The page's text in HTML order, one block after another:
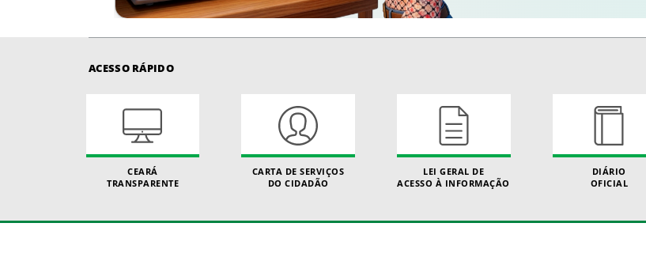
ACESSO RÁPIDO
CEARÁ
TRANSPARENTE
CARTA DE SERVIÇOS
DO CIDADÃO
LEI GERAL DE
ACESSO À INFORMAÇÃO
DIÁRIO
OFICIAL